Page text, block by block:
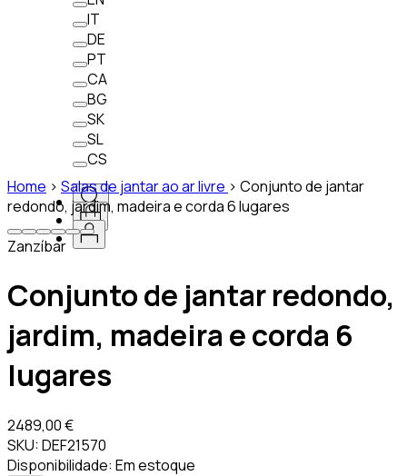
IT
DE
PT
CA
BG
SK
SL
CS
Home > Salas de jantar ao ar livre > Conjunto de jantar
redondo, jardim, madeira e corda 6 lugares
Zanzíbar
Conjunto de jantar redondo,
jardim, madeira e corda 6
lugares
2489,00 €
SKU:DEF21570
Disponibilidade: Em estoque